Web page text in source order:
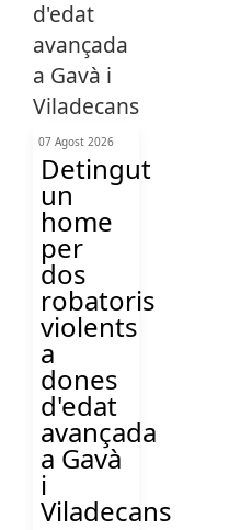
07 Agost 2026
Detingut
un
home
per
dos
robatoris
violents
a
dones
d'edat
avançada
a Gavà
i
Viladecans